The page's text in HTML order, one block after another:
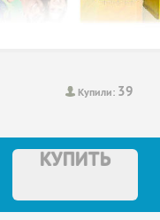
Купили: 39
КУПИТЬ